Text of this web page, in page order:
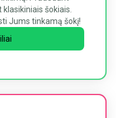
šokiais.
Jums tinkamą šokį!